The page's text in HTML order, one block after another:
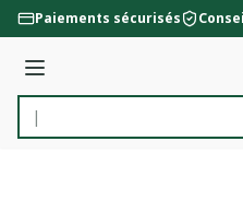
Aller au contenu
Paiements sécurisés
Menu
Rechercher